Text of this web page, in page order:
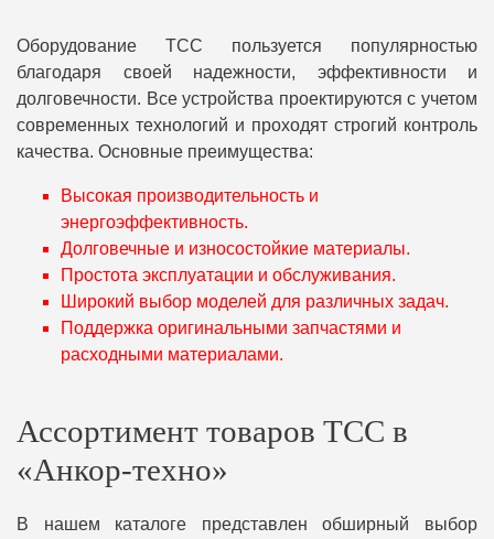
Оборудование ТСС пользуется популярностью
благодаря своей надежности, эффективности и
долговечности. Все устройства проектируются с учетом
современных технологий и проходят строгий контроль
качества. Основные преимущества:
Высокая производительность и
энергоэффективность.
Долговечные и износостойкие материалы.
Простота эксплуатации и обслуживания.
Широкий выбор моделей для различных задач.
Поддержка оригинальными запчастями и
расходными материалами.
Ассортимент товаров ТСС в
«Анкор-техно»
В нашем каталоге представлен обширный выбор